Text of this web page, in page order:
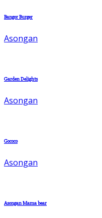
Bangor Burger
Asongan
Garden Delights
Asongan
Gococo
Asongan
Asongan Mama bear